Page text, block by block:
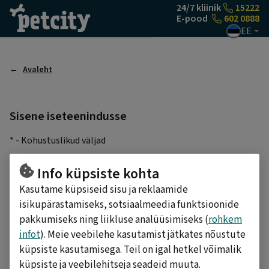
24/7 kliinik
15222
E-pood
602 0888
EE
Avaleht
Sisene iseteenindusse
* - Kohustuslikud väljad
E-posti aadress
Salasõna*
SISENE
Info küpsiste kohta
Kasutame küpsiseid sisu ja reklaamide
isikupärastamiseks, sotsiaalmeedia funktsioonide
pakkumiseks ning liikluse analüüsimiseks (rohkem
infot). Meie veebilehe kasutamist jätkates nõustute
küpsiste kasutamisega. Teil on igal hetkel võimalik
küpsiste ja veebilehitseja seadeid muuta.